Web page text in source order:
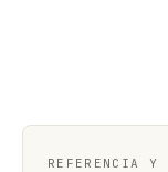
REFERENCIA